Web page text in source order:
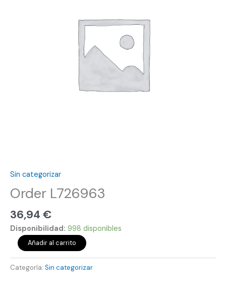
Sin categorizar
Order L726963
36,94 €
Disponibilidad: 998 disponibles
Añadir al carrito
Categoría: Sin categorizar